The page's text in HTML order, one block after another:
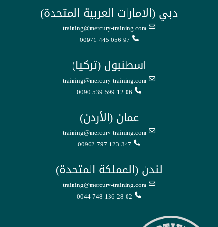
دبي (الامارات العربية المتحدة)
training@mercury-training.com
00971 445 056 97
اسطنبول (تركيا)
training@mercury-training.com
0090 539 599 12 06
عمان (الأردن)
training@mercury-training.com
00962 797 123 347
لندن (المملكة المتحدة)
training@mercury-training.com
0044 748 136 28 02